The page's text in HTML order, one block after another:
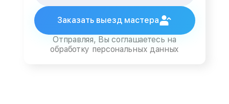
Заказать выезд мастера
Отправляя, Вы соглашаетесь на
обработку персональных данных